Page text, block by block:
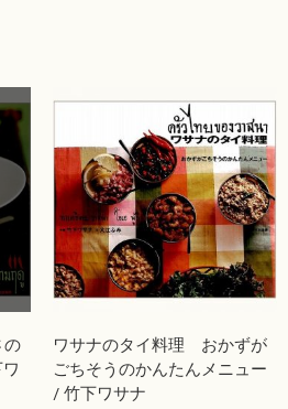
の
ワサナのタイ料理 おかずが
ごちそうのかんたんメニュー
/ 竹下ワサナ